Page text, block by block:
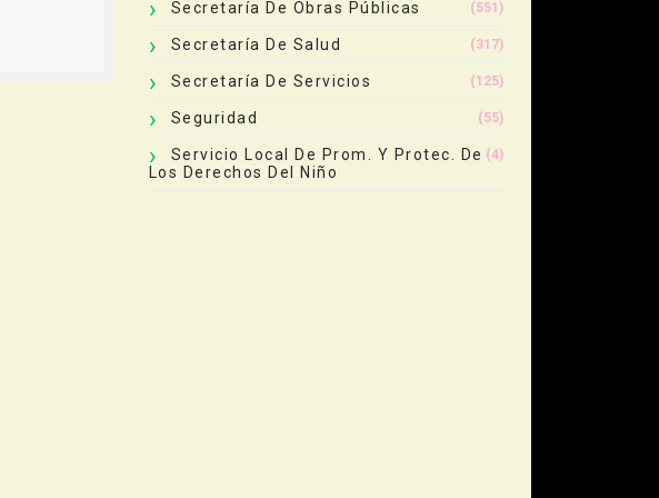
Secretaría De Obras Públicas (551)
Secretaría De Salud (317)
Secretaría De Servicios (125)
Seguridad (55)
Servicio Local De Prom. Y Protec. De
Los Derechos Del Niño
(4)